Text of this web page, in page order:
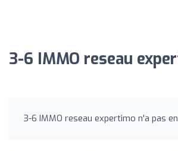
3-6 IMMO reseau
3-6 IMMO reseau expertimo n'a pas